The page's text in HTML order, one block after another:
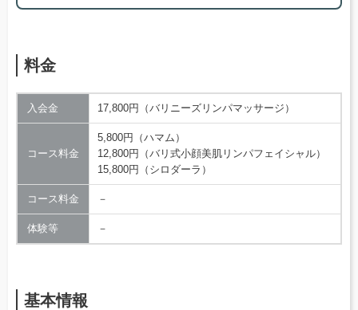
料金
入会金 17,800円（バリニーズリンパマッサージ）
コース料金
5,800円（ハマム）
12,800円（バリ式小顔美肌リンパフェイシャル）
15,800円（シロダーラ）
コース料金 －
体験等 －
基本情報